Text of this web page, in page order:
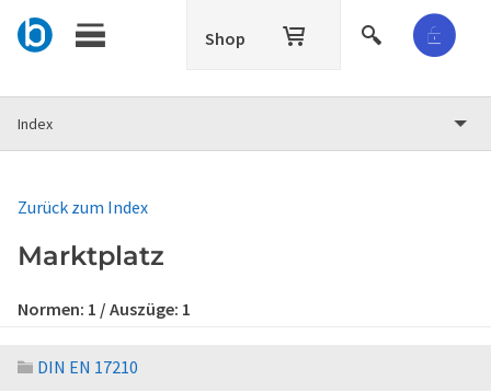
Shop
Index
Zurück zum Index
Marktplatz
Normen: 1 / Auszüge: 1
DIN EN 17210